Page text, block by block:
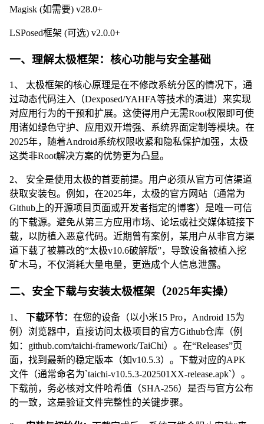
Magisk (如需要) v28.0+
LSPosed框架 (可选) v2.0.0+
一、理解太极框架：核心功能与安全基础
1、 太极框架的核心原理是在不修改系统分区的情况下，通
过动态代码注入（Dexposed/YAHFA等技术的演进）来实现
对应用行为的干预和扩展。这使得用户无需Root权限即可使
用诸如绿色守护、应用双开增强、系统界面定制等模块。在
2025年，随着Android系统权限收紧和隐私保护加强，太极
这类非Root解决方案的优势更为凸显。
2、 安全是使用太极的首要前提。用户必须从官方可信渠道
获取安装包。例如，在2025年，太极的官方网站（通常为
Github上的开源项目页面或开发者指定的博客）是唯一可信
的下载源。避免从第三方应用市场、论坛或社交媒体链接下
载，以防植入恶意代码。近期曾有案例，某用户从非官方渠
道下载了被篡改的“太极v10.6破解版”，导致设备被植入挖
矿木马，不仅消耗大量电量，更造成个人信息泄露。
二、安全下载与安装太极框架（2025年实操）
1、 下载环节： 在您的设备（以小米15 Pro，Android 15为
例）浏览器中，直接访问太极项目的官方Github仓库（例
如：github.com/taichi-framework/TaiChi）。在“Releases”页
面，找到最新的稳定版本（如v10.5.3）。下载对应的APK
文件（通常命名为`taichi-v10.5.3-202501XX-release.apk`）。
下载前，务必核对文件哈希值（SHA-256）是否与官方公布
的一致，这是验证文件完整性的关键步骤。